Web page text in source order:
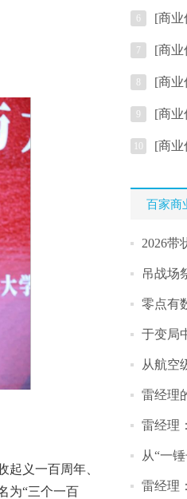
义一百周年、
为“三个一百
6
7
9
百家商
2026带状疱
吊战场
零点有数
于变局
从航空级
雷经理的“
雷经理：
从“一锤子买
雷经理：